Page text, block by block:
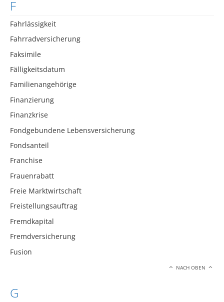
F
Fahrlässigkeit
Fahrradversicherung
Faksimile
Fälligkeitsdatum
Familienangehörige
Finanzierung
Finanzkrise
Fondgebundene Lebensversicherung
Fondsanteil
Franchise
Frauenrabatt
Freie Marktwirtschaft
Freistellungsauftrag
Fremdkapital
Fremdversicherung
Fusion
NACH OBEN
G